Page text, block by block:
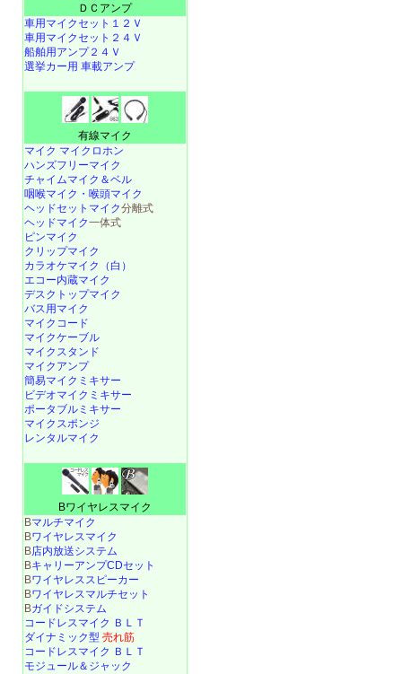
ＤＣアンプ
車用マイクセット１２Ｖ
車用マイクセット２４Ｖ
船舶用アンプ２４Ｖ
選挙カー用 車載アンプ
有線マイク
マイク マイクロホン
ハンズフリーマイク
チャイムマイク＆ベル
咽喉マイク・喉頭マイク
ヘッドセットマイク分離式
ヘッドマイク一体式
ピンマイク
クリップマイク
カラオケマイク（白）
エコー内蔵マイク
デスクトップマイク
バス用マイク
マイクコード
マイクケーブル
マイクスタンド
マイクアンプ
簡易マイクミキサー
ビデオマイクミキサー
ポータブルミキサー
マイクスポンジ
レンタルマイク
Bワイヤレスマイク
Bマルチマイク
Bワイヤレスマイク
B店内放送システム
BキャリーアンプCDセット
Bワイヤレススピーカー
Bワイヤレスマルチセット
Bガイドシステム
コードレスマイク ＢＬＴ
ダイナミック型 売れ筋
コードレスマイク ＢＬＴ
モジュール＆ジャック